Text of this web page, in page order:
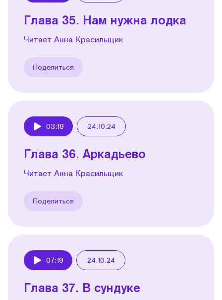
Глава 35. Нам нужна лодка
Читает Анна Красильщик
Поделиться
03:18 24.10.24
Глава 36. Аркадьево
Читает Анна Красильщик
Поделиться
07:19 24.10.24
Глава 37. В сундуке